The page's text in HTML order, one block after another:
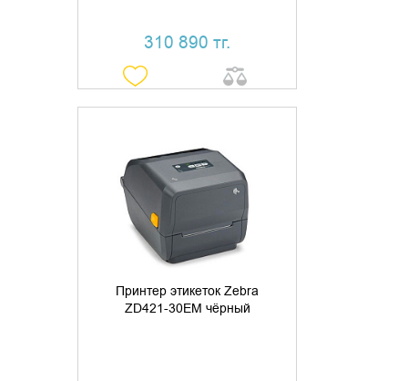
310 890 тг.
Принтер этикеток Zebra
ZD421-30EM чёрный
ДОБАВИТЬ В КОРЗИНУ
КУПИТЬ В 1 КЛИК